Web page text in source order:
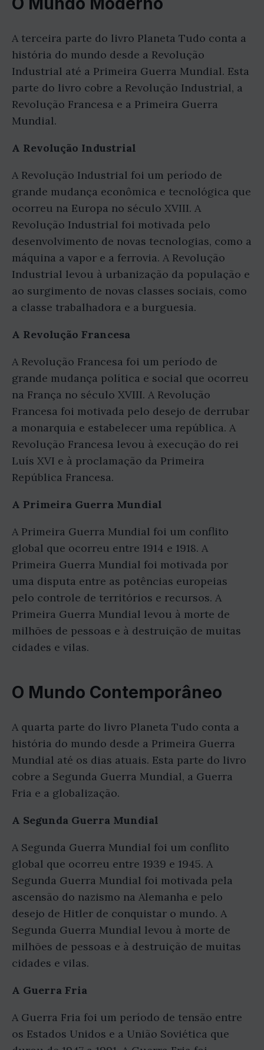
A terceira parte do livro Planeta Tudo conta a
história do mundo desde a Revolução
Industrial até a Primeira Guerra Mundial. Esta
parte do livro cobre a Revolução Industrial, a
Revolução Francesa e a Primeira Guerra
Mundial.
A Revolução Industrial
A Revolução Industrial foi um período de
grande mudança econômica e tecnológica que
ocorreu na Europa no século XVIII. A
Revolução Industrial foi motivada pelo
desenvolvimento de novas tecnologias, como a
máquina a vapor e a ferrovia. A Revolução
Industrial levou à urbanização da população e
ao surgimento de novas classes sociais, como
a classe trabalhadora e a burguesia.
A Revolução Francesa
A Revolução Francesa foi um período de
grande mudança política e social que ocorreu
na França no século XVIII. A Revolução
Francesa foi motivada pelo desejo de derrubar
a monarquia e estabelecer uma república. A
Revolução Francesa levou à execução do rei
Luís XVI e à proclamação da Primeira
República Francesa.
A Primeira Guerra Mundial
A Primeira Guerra Mundial foi um conflito
global que ocorreu entre 1914 e 1918. A
Primeira Guerra Mundial foi motivada por
uma disputa entre as potências europeias
pelo controle de territórios e recursos. A
Primeira Guerra Mundial levou à morte de
milhões de pessoas e à destruição de muitas
cidades e vilas.
O Mundo Contemporâneo
A quarta parte do livro Planeta Tudo conta a
história do mundo desde a Primeira Guerra
Mundial até os dias atuais. Esta parte do livro
cobre a Segunda Guerra Mundial, a Guerra
Fria e a globalização.
A Segunda Guerra Mundial
A Segunda Guerra Mundial foi um conflito
global que ocorreu entre 1939 e 1945. A
Segunda Guerra Mundial foi motivada pela
ascensão do nazismo na Alemanha e pelo
desejo de Hitler de conquistar o mundo. A
Segunda Guerra Mundial levou à morte de
milhões de pessoas e à destruição de muitas
cidades e vilas.
A Guerra Fria
A Guerra Fria foi um período de tensão entre
os Estados Unidos e a União Soviética que